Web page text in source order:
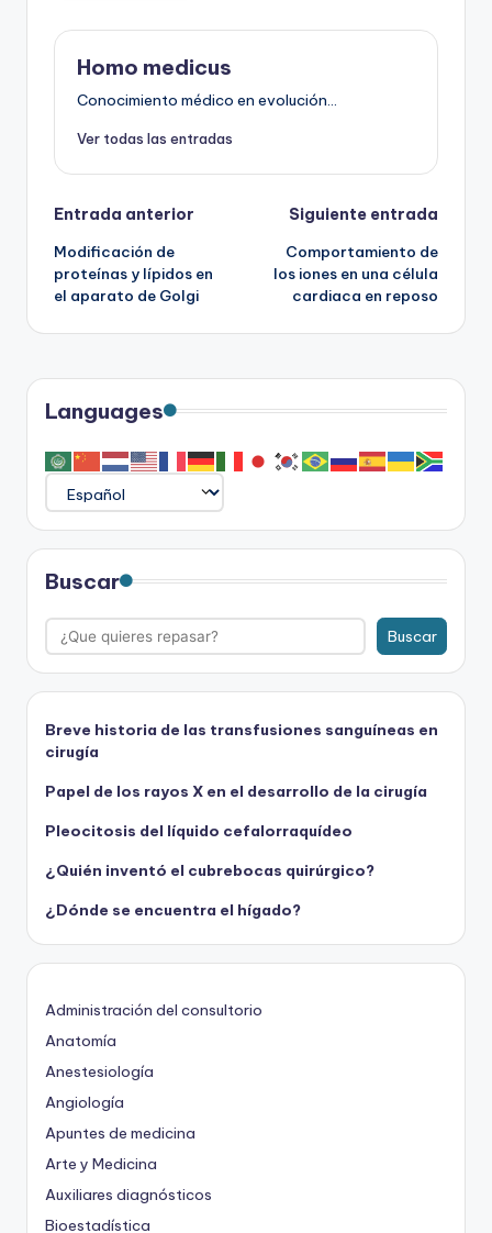
Homo medicus
Conocimiento médico en evolución...
Ver todas las entradas
Navegación
de
entradas
Entrada anterior
Modificación de
proteínas y lípidos en
el aparato de Golgi
Siguiente entrada
Comportamiento de
los iones en una célula
cardiaca en reposo
Languages
Buscar
Buscar
Breve historia de las transfusiones sanguíneas en
cirugía
Papel de los rayos X en el desarrollo de la cirugía
Pleocitosis del líquido cefalorraquídeo
¿Quién inventó el cubrebocas quirúrgico?
¿Dónde se encuentra el hígado?
Administración del consultorio
Anatomía
Anestesiología
Angiología
Apuntes de medicina
Arte y Medicina
Auxiliares diagnósticos
Bioestadística